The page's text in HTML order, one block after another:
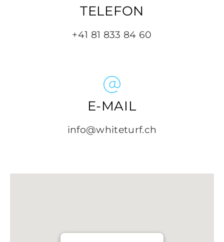
TELEFON
+41 81 833 84 60
E-MAIL
info@whiteturf.ch